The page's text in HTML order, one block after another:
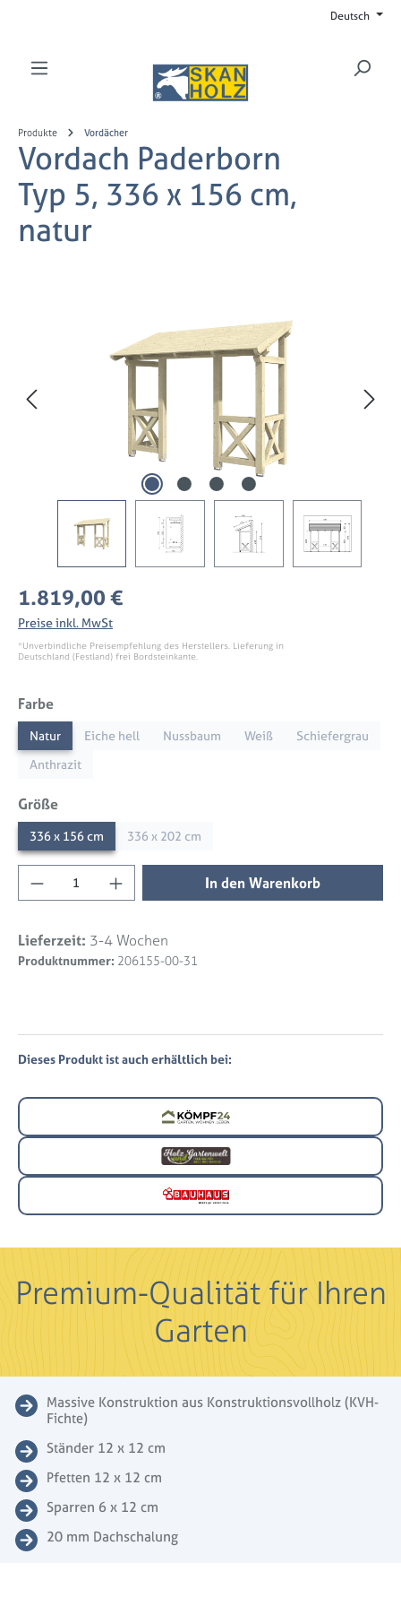
Produkte Vordächer
Vordach Paderborn
Typ 5, 336 x 156 cm,
natur
Regulärer Preis:
1.819,00 €
Preise inkl. MwSt
*Unverbindliche Preisempfehlung des Herstellers. Lieferung in
Deutschland (Festland) frei Bordsteinkante.
Farbeauswählen
Natur Eiche hell Nussbaum Weiß
Schiefergrau
Anthrazit
Größeauswählen
336 x 156 cm 336 x 202 cm
Produkt Anzahl: Gib den gewünschten
In den Warenkorb
Lieferzeit: 3-4 Wochen
Produktnummer: 206155-00-31
Dieses Produkt ist auch erhältlich bei:
Premium-Qualität für Ihren
Garten
Massive Konstruktion aus Konstruktionsvollholz (KVH-
Fichte)
Ständer 12 x 12 cm
Pfetten 12 x 12 cm
Sparren 6 x 12 cm
20 mm Dachschalung
Deutsch